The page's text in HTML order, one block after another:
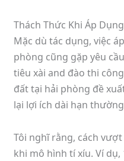
Thách Thức Khi Áp Dụng
Mặc dù tác dụng, việc
phòng cũng gặp yêu
tiêu xài and đào thi
đất tại hải phòng đề
lại lợi ích dài hạn
Tôi nghĩ rằng, cách
khi mô hình tí xíu. Ví